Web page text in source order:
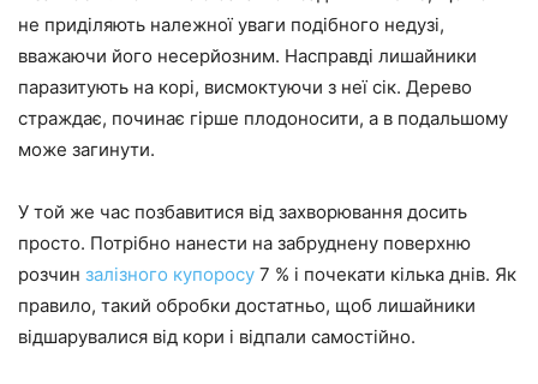
не приділяють належної уваги подібного недузі,
вважаючи його несерйозним. Насправді лишайники
паразитують на корі, висмоктуючи з неї сік. Дерево
страждає, починає гірше плодоносити, а в подальшому
може загинути.
У той же час позбавитися від захворювання досить
просто. Потрібно нанести на забруднену поверхню
розчин залізного купоросу 7 % і почекати кілька днів. Як
правило, такий обробки достатньо, щоб лишайники
відшарувалися від кори і відпали самостійно.